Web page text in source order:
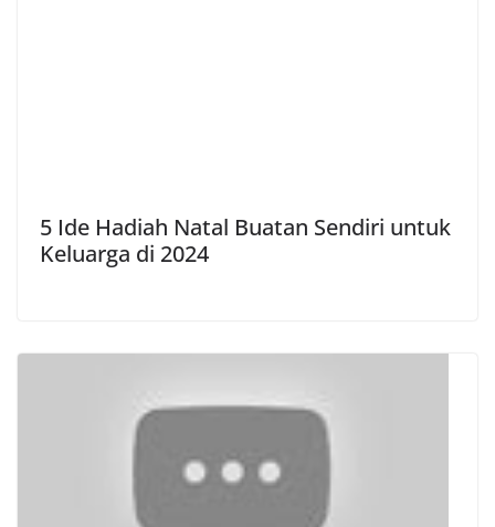
5 Ide Hadiah Natal Buatan Sendiri untuk
Keluarga di 2024